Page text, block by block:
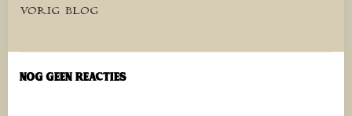
Bericht
navigatie
VORIG BLOG
Nog geen reacties